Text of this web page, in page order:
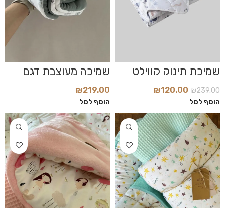
שמיכת תינוק קווילט
דגם Sea Treasure
₪239.00
₪120.00
הוסף לסל
שמיכה מעוצבת דגם
Abstraction
₪219.00
הוסף לסל